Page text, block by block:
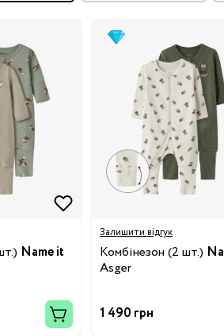
Name it
Залишити відгук
Комбінезон (2 шт.)
Asger
1 490 грн